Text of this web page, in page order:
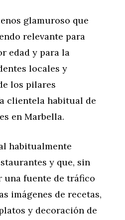
glamuroso que
relevante para
edad y para la
locales y
los pilares
clientela habitual de
en Marbella.
habitualmente
y que, sin
una fuente de tráfico
imágenes de recetas,
y decoración de